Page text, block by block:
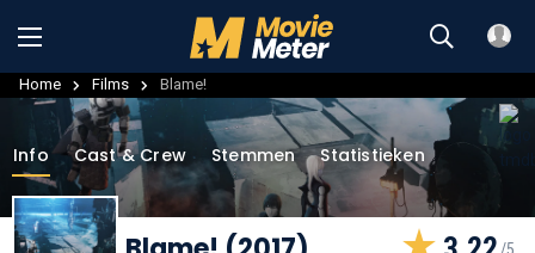
Home Films Blame!
Info Cast & Crew Stemmen Statistieken